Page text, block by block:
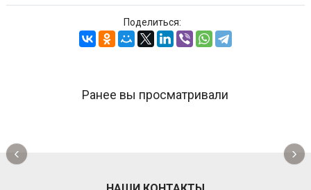
Поделиться:
Ранее вы просматривали
‹ ›